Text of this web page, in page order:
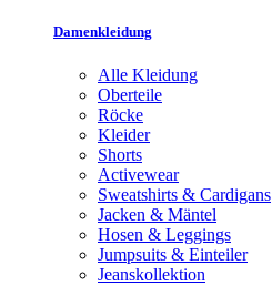
Damenkleidung
Alle Kleidung
Oberteile
Röcke
Kleider
Shorts
Activewear
Sweatshirts & Cardigans
Jacken & Mäntel
Hosen & Leggings
Jumpsuits & Einteiler
Jeanskollektion